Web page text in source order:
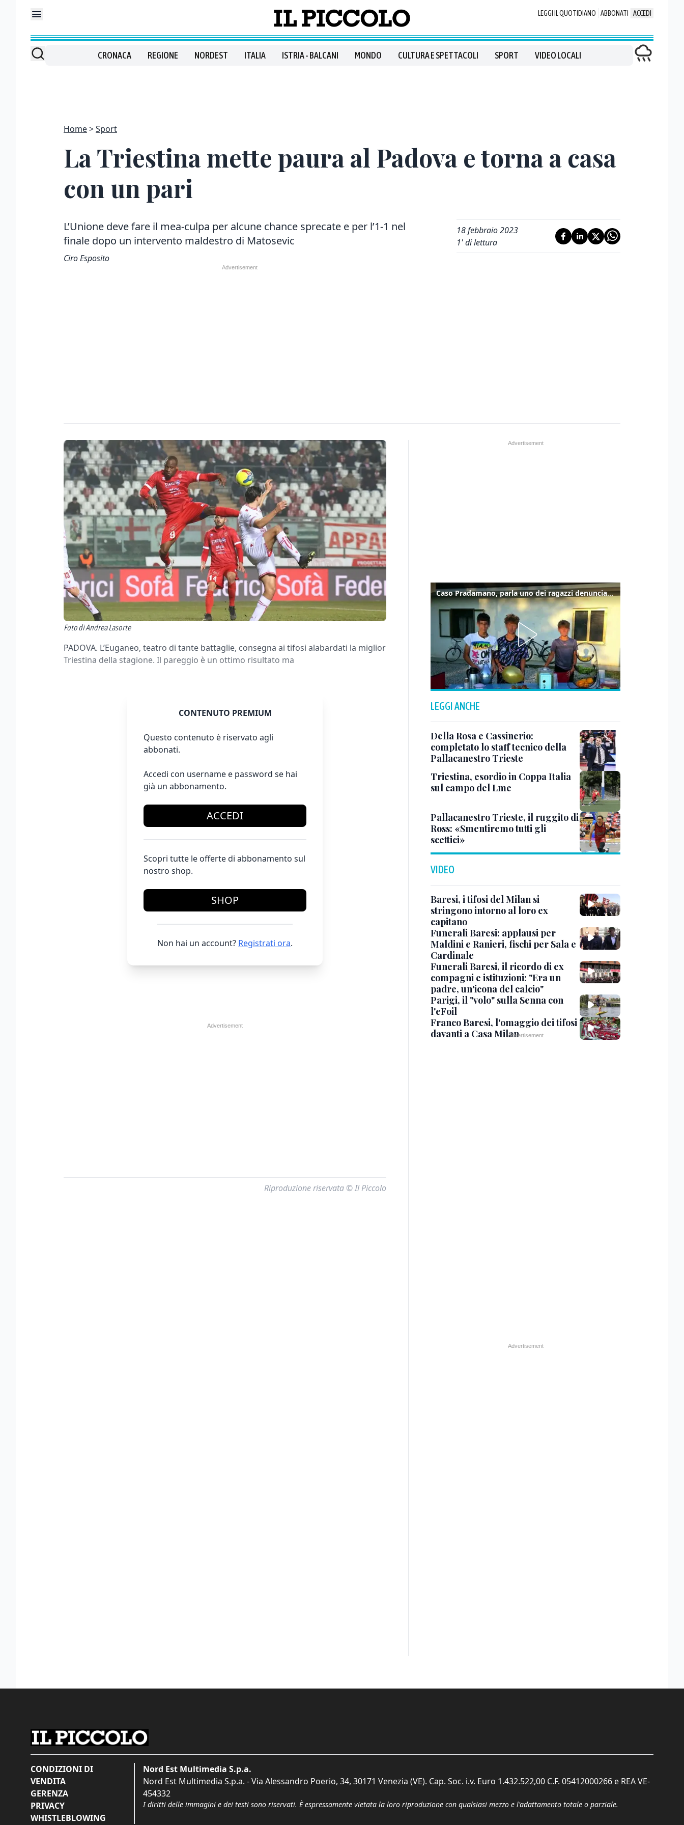
LEGGI IL QUOTIDIANO ABBONATI ACCEDI
CRONACA REGIONE NORDEST ITALIA ISTRIA - BALCANI MONDO CULTURA E SPETTACOLI SPORT VIDEO LOCALI
Home Sport
La Triestina mette paura al Padova e torna a casa
con un pari
L’Unione deve fare il mea-culpa per alcune chance sprecate e per l’1-1 nel
finale dopo un intervento maldestro di Matosevic
Ciro Esposito
18 febbraio 2023
1' di lettura
Foto di Andrea Lasorte
PADOVA. L’Euganeo, teatro di tante battaglie, consegna ai tifosi alabardati la miglior
Triestina della stagione. Il pareggio è un ottimo risultato ma
CONTENUTO PREMIUM
Questo contenuto è riservato agli
abbonati.
Accedi con username e password se hai
già un abbonamento.
ACCEDI
Scopri tutte le offerte di abbonamento sul
nostro shop.
SHOP
Non hai un account? Registrati ora.
Riproduzione riservata © Il Piccolo
Caso Pradamano, parla uno dei ragazzi denunciati per la limonata: "Volevo anche aiutare i miei"
LEGGI ANCHE
Della Rosa e Cassinerio:
completato lo staff tecnico della
Pallacanestro Trieste
Triestina, esordio in Coppa Italia
sul campo del Lme
Pallacanestro Trieste, il ruggito di
Ross: «Smentiremo tutti gli
scettici»
VIDEO
Baresi, i tifosi del Milan si
stringono intorno al loro ex
capitano
Funerali Baresi: applausi per
Maldini e Ranieri, fischi per Sala e
Cardinale
Funerali Baresi, il ricordo di ex
compagni e istituzioni: "Era un
padre, un'icona del calcio"
Parigi, il "volo" sulla Senna con
l'eFoil
Franco Baresi, l'omaggio dei tifosi
davanti a Casa Milan
CONDIZIONI DI
VENDITA
GERENZA
PRIVACY
WHISTLEBLOWING
Nord Est Multimedia S.p.a.
Nord Est Multimedia S.p.a. - Via Alessandro Poerio, 34, 30171 Venezia (VE). Cap. Soc. i.v. Euro 1.432.522,00 C.F. 05412000266 e REA VE-
454332
I diritti delle immagini e dei testi sono riservati. È espressamente vietata la loro riproduzione con qualsiasi mezzo e l'adattamento totale o parziale.